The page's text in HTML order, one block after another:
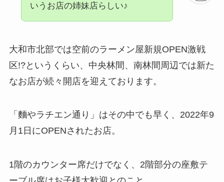
いうお店の姉妹店らしい♪
大和市北部では空前のラーメン屋新規OPEN激戦
区!?というくらい、中央林間、南林間周辺では新た
なお店が続々開店を迎えております。
「麵やラチエン通り」はその中でも早く、2022年9
月1日にOPENされたお店。
1階のカウンター席だけでなく、2階部分の座敷テ